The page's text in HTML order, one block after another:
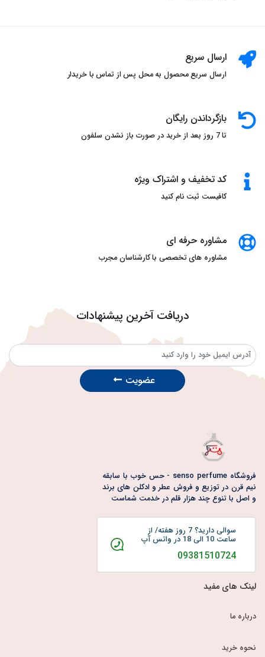
ارسال سریع
ارسال سریع محصول به محل پس از تماس با خریدار
بازگرداندن رایگان
تا 7 روز بعد از خرید در صورت باز نشدن سلفون
کد تخفیف و اشتراک ویژه
کافیست ثبت نام کنید
مشاوره حرفه ای
مشاوره های تخصصی با کارشناسان مجرب
دریافت آخرین پیشنهادات
عضویت
فروشگاه senso perfume - حس خوب با سابقه
نیم قرن در توزیع و فروش عطر و ادکلن های برند
و اصل با تنوع چند هزار قلم در خدمت شماست
سوالی دارید؟ 7 روز هفته/ از
ساعت 10 الی 18 در واتس آپ
09381510724
لینک های مفید
درباره ما
نحوه خرید